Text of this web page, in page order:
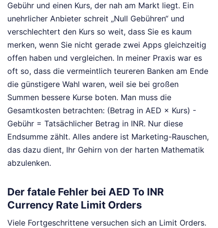
Gebühr und einen Kurs, der nah am Markt liegt. Ein
unehrlicher Anbieter schreit „Null Gebühren“ und
verschlechtert den Kurs so weit, dass Sie es kaum
merken, wenn Sie nicht gerade zwei Apps gleichzeitig
offen haben und vergleichen. In meiner Praxis war es
oft so, dass die vermeintlich teureren Banken am Ende
die günstigere Wahl waren, weil sie bei großen
Summen bessere Kurse boten. Man muss die
Gesamtkosten betrachten: (Betrag in AED × Kurs) -
Gebühr = Tatsächlicher Betrag in INR. Nur diese
Endsumme zählt. Alles andere ist Marketing-Rauschen,
das dazu dient, Ihr Gehirn von der harten Mathematik
abzulenken.
Der fatale Fehler bei AED To INR
Currency Rate Limit Orders
Viele Fortgeschrittene versuchen sich an Limit Orders.